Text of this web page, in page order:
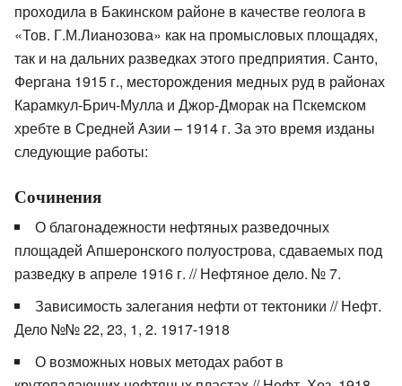
проходила в Бакинском районе в качестве геолога в
«Тов. Г.М.Лианозова» как на промысловых площадях,
так и на дальних разведках этого предприятия. Санто,
Фергана 1915 г., месторождения медных руд в районах
Карамкул-Брич-Мулла и Джор-Дморак на Пскемском
хребте в Средней Азии – 1914 г. За это время изданы
следующие работы:
Сочинения
О благонадежности нефтяных разведочных
площадей Апшеронского полуострова, сдаваемых под
разведку в апреле 1916 г. // Нефтяное дело. № 7.
Зависимость залегания нефти от тектоники // Нефт.
Дело №№ 22, 23, 1, 2. 1917-1918
О возможных новых методах работ в